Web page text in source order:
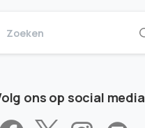
ons op social media